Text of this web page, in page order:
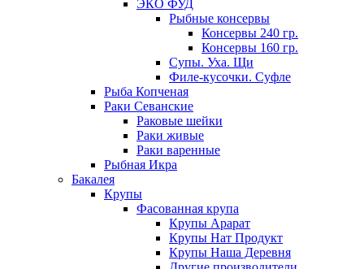
ЭКО ФУД
Рыбные консервы
Консервы 240 гр.
Консервы 160 гр.
Супы. Уха. Щи
Филе-кусочки. Суфле
Рыба Копченая
Раки Севанские
Раковые шейки
Раки живые
Раки варенные
Рыбная Икра
Бакалея
Крупы
Фасованная крупа
Крупы Арарат
Крупы Нат Продукт
Крупы Наша Деревня